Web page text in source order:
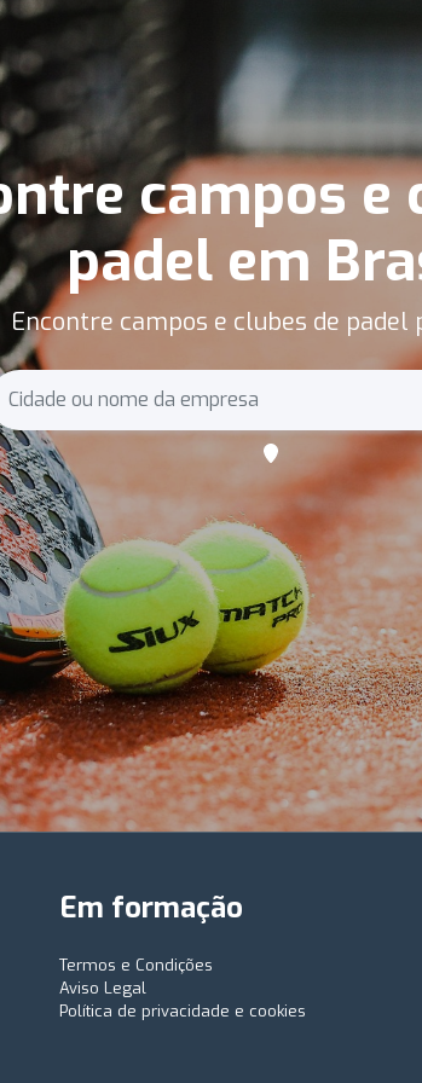
campos e
padel em
Encontre campos e clubes de padel
Em formação
Termos e Condições
Aviso Legal
Política de privacidade e cookies